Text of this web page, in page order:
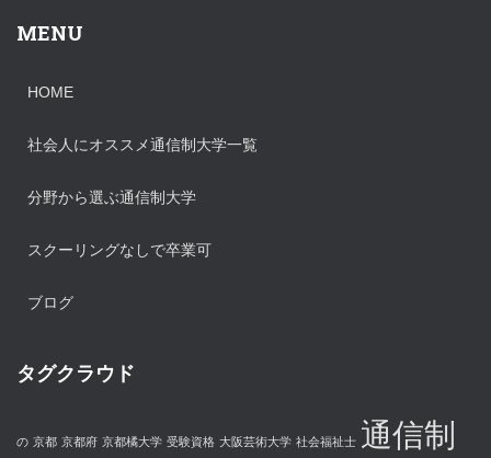
MENU
HOME
社会人にオススメ通信制大学一覧
分野から選ぶ通信制大学
スクーリングなしで卒業可
ブログ
タグクラウド
の 京都 京都府 京都橘大学 受験資格 大阪芸術大学 社会福祉士 通信制